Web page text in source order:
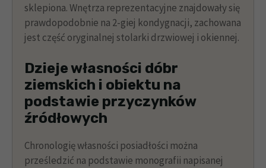
sklepiona. Wnętrza reprezentacyjne znajdowały się
prawdopodobnie na 2-giej kondygnacji, zachowana
jest część oryginalnej stolarki drzwiowej i okiennej.
Dzieje własności dóbr
ziemskich i obiektu na
podstawie przyczynków
źródłowych
Chronologię własności posiadłości można
prześledzić na podstawie monografii napisanej